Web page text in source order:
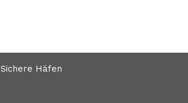
Sichere Häfen